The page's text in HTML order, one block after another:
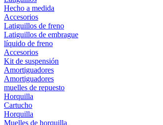
Hecho a medida
Accesorios
Latiguillos de freno
Latiguillos de embrague
líquido de freno
Accesorios
Kit de suspensión
Amortiguadores
Amortiguadores
muelles de repuesto
Horquilla
Cartucho
Horquilla
Muelles de horquilla